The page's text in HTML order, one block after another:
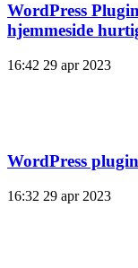
WordPress
hjemmeside
16:42 29 apr 2023
WordPress
16:32 29 apr 2023